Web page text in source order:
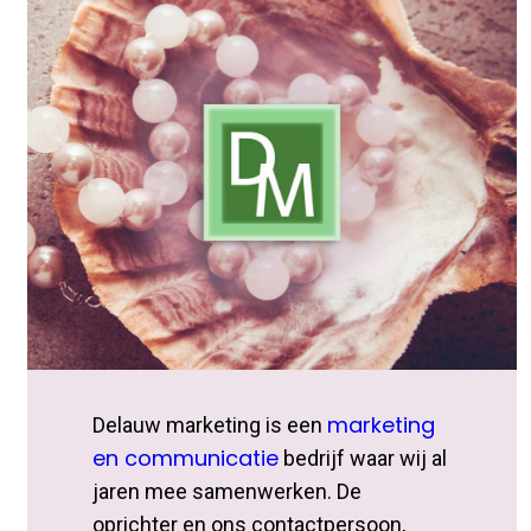
Delauw marketing is een marketing
en communicatie bedrijf waar wij al
jaren mee samenwerken. De
oprichter en ons contactpersoon,